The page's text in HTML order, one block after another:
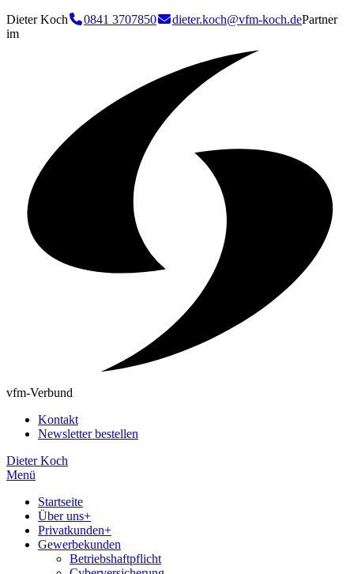
Dieter Koch 0841 3707850 dieter.koch@vfm-koch.dePartner
im
vfm-Verbund
Kontakt
Newsletter bestellen
Dieter Koch
Menü
Startseite
Über uns+
Privatkunden+
Gewerbekunden
Betriebshaftpflicht